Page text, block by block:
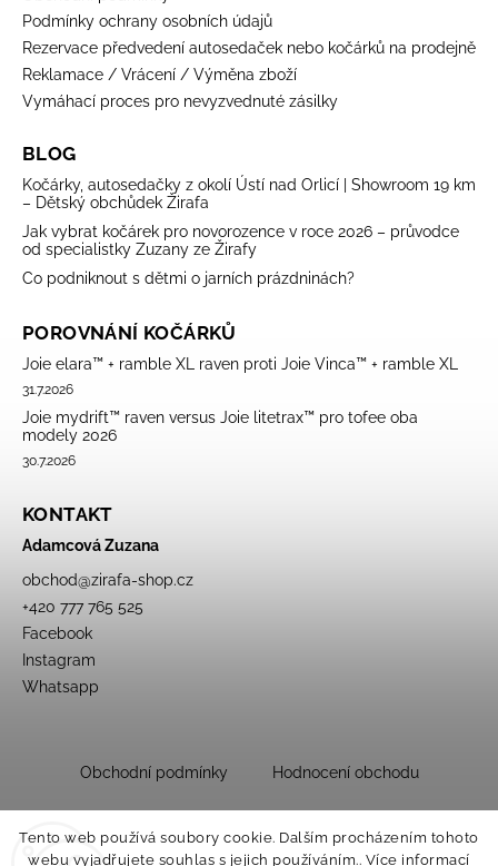
Tento web používá soubory cookie. Dalším procházením tohoto
webu vyjadřujete souhlas s jejich používáním.. Více informací
Podmínky ochrany osobních údajů
Rezervace předvedení autosedaček nebo kočárků na prodejně
Reklamace / Vrácení / Výměna zboží
Vymáhací proces pro nevyzvednuté zásilky
BLOG
Kočárky, autosedačky z okolí Ústí nad Orlicí | Showroom 19 km
– Dětský obchůdek Žirafa
Jak vybrat kočárek pro novorozence v roce 2026 – průvodce
od specialistky Zuzany ze Žirafy
Co podniknout s dětmi o jarních prázdninách?
POROVNÁNÍ KOČÁRKŮ
Joie elara™ + ramble XL raven proti Joie Vinca™ + ramble XL
31.7.2026
Joie mydrift™ raven versus Joie litetrax™ pro tofee oba
modely 2026
30.7.2026
KONTAKT
Adamcová Zuzana
obchod@zirafa-shop.cz
+420 777 765 525
Facebook
Instagram
Whatsapp
Obchodní podmínky Hodnocení obchodu